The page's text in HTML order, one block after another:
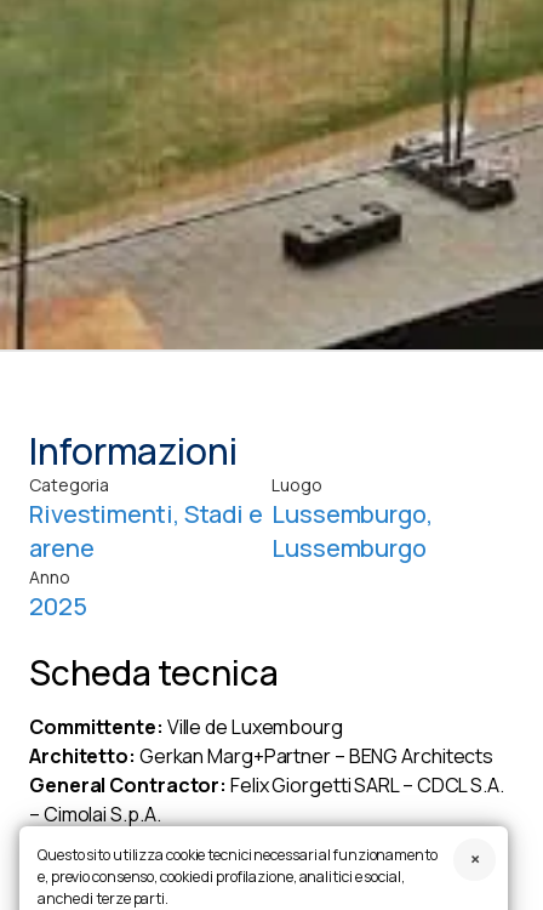
Informazioni
Categoria
Rivestimenti, Stadi e
arene
Luogo
Lussemburgo,
Lussemburgo
Anno
2025
Scheda tecnica
Committente: Ville de Luxembourg
Architetto: Gerkan Marg+Partner – BENG Architects
General Contractor: Felix Giorgetti SARL – CDCL S.A.
– Cimolai S.p.A.
Capacità: 9.500 posti a sedere
Descrizione:
Questo sito utilizza cookie tecnici necessari al funzionamento
e, previo consenso, cookie di profilazione, analitici e social,
anche di terze parti.